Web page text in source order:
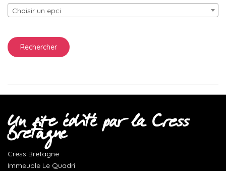
Choisir un epci
Un site édité par la Cress
Bretagne
Cress Bretagne
Immeuble Le Quadri